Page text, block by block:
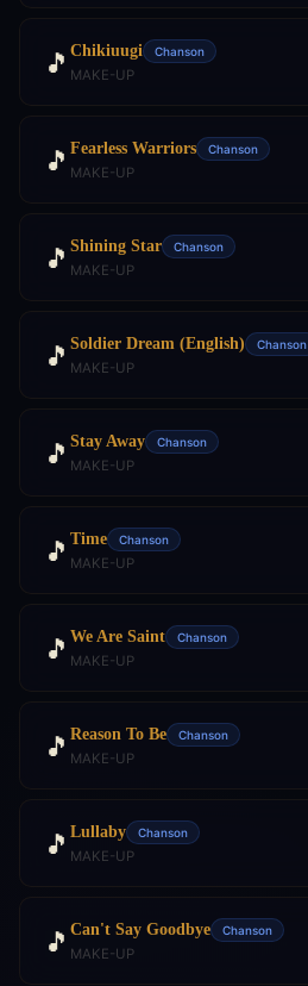
🎵 Chikiuugi Chanson
MAKE-UP
🎵 Fearless Warriors Chanson
MAKE-UP
🎵 Shining Star Chanson
MAKE-UP
🎵 Soldier Dream (English) Chanson
MAKE-UP
🎵 Stay Away Chanson
MAKE-UP
🎵 Time Chanson
MAKE-UP
🎵 We Are Saint Chanson
MAKE-UP
🎵 Reason To Be Chanson
MAKE-UP
🎵 Lullaby Chanson
MAKE-UP
🎵 Can't Say Goodbye Chanson
MAKE-UP